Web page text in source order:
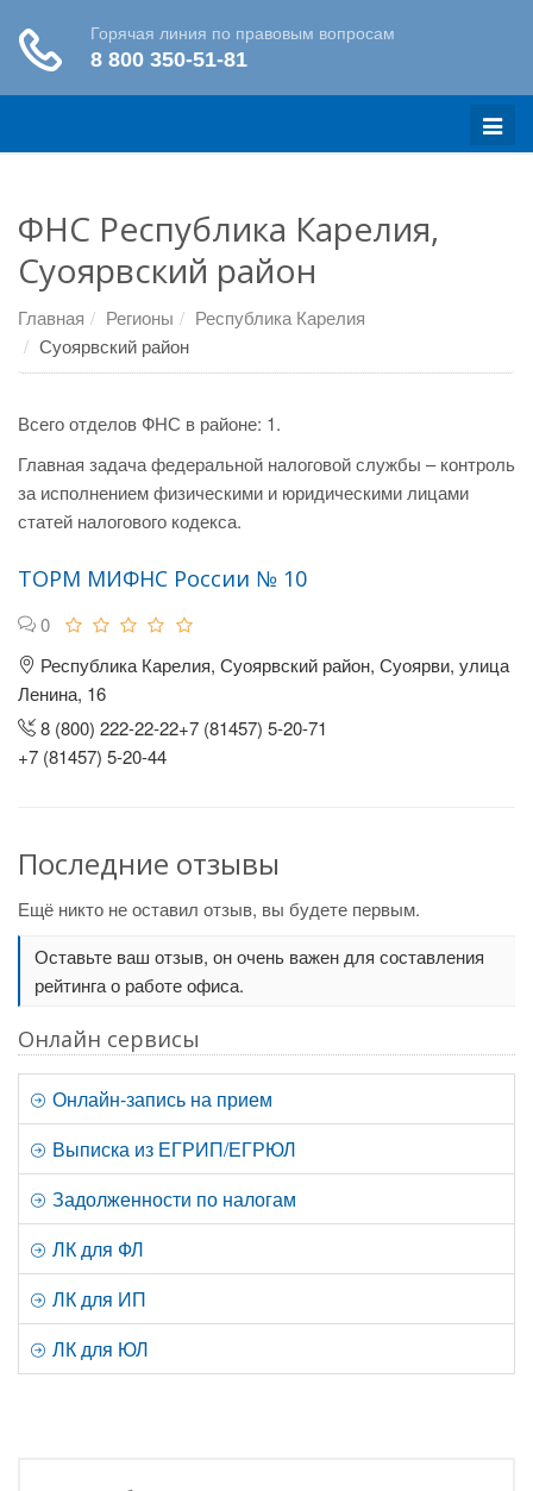
Меню
ФНС Республика Карелия,
Суоярвский район
Главная Регионы
Республика Карелия
Суоярвский район
Всего отделов ФНС в районе: 1.
Главная задача федеральной налоговой службы – контроль
за исполнением физическими и юридическими лицами
статей налогового кодекса.
ТОРМ МИФНС России № 10
0
Республика Карелия, Суоярвский район, Суоярви, улица
Ленина, 16
8 (800) 222-22-22+7 (81457) 5-20-71
+7 (81457) 5-20-44
Последние отзывы
Ещё никто не оставил отзыв, вы будете первым.
Оставьте ваш отзыв, он очень важен для составления
рейтинга о работе офиса.
Онлайн сервисы
Онлайн-запись на прием
Выписка из ЕГРИП/ЕГРЮЛ
Задолженности по налогам
ЛК для ФЛ
ЛК для ИП
ЛК для ЮЛ